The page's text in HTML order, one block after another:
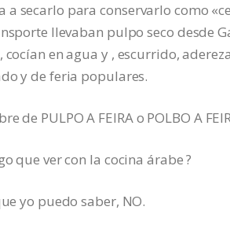
a secarlo para conservarlo como
llevaban pulpo seco desde
en agua y , escurrido,
y de feria populares.
de PULPO A FEIRA o POLBO A
que ver con la cocina árabe ?
yo puedo saber, NO.